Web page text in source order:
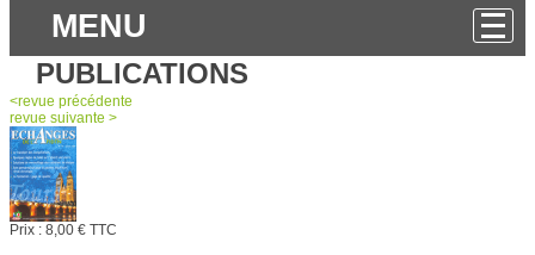
MENU
PUBLICATIONS
<revue précédente
revue suivante >
Prix : 8,00 € TTC